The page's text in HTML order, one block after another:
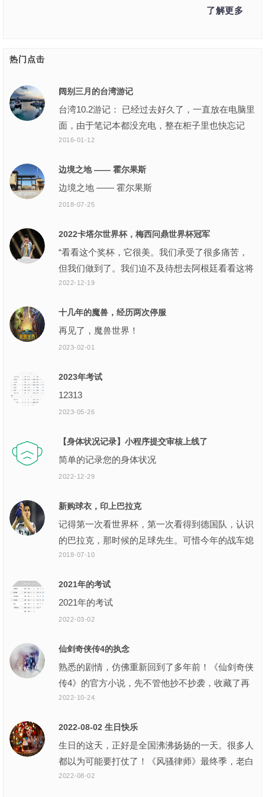
了解更多
热门点击
阔别三月的台湾游记
台湾10.2游记： 已经过去好久了，一直放在电脑里
面，由于笔记本都没充电，整在柜子里也快忘记
了。 去台湾的那天早上，很早就起床，第一次去
2016-01-12
边境之地 —— 霍尔果斯
边境之地 —— 霍尔果斯
2018-07-25
2022卡塔尔世界杯，梅西问鼎世界杯冠军
“看看这个奖杯，它很美。我们承受了很多痛苦，
但我们做到了。我们迫不及待想去阿根廷看看这将
会有多疯狂。”
2022-12-19
十几年的魔兽，经历两次停服
再见了，魔兽世界！
2023-02-01
2023年考试
12313
2023-05-26
【身体状况记录】小程序提交审核上线了
简单的记录您的身体状况
2022-12-29
新购球衣，印上巴拉克
记得第一次看世界杯，第一次看得到德国队，认识
的巴拉克，那时候的足球先生。可惜今年的战车熄
火了，但是德国还是会卷土重来的！
2018-07-10
2021年的考试
2021年的考试
2022-03-02
仙剑奇侠传4的执念
熟悉的剧情，仿佛重新回到了多年前！《仙剑奇侠
传4》的官方小说，先不管他抄不抄袭，收藏了再
说！
2022-10-24
2022-08-02 生日快乐
生日的这天，正好是全国沸沸扬扬的一天。很多人
都以为可能要打仗了！《风骚律师》最终季，老白
和小粉回来了，这么多年重见他们二人拌嘴！
2022-08-02